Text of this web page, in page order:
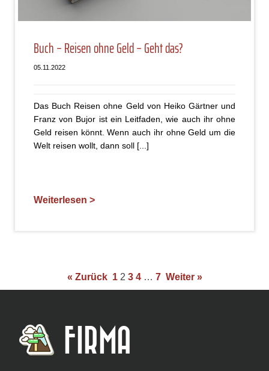
Buch – Reisen ohne Geld – Geht das?
05.11.2022
Das Buch Reisen ohne Geld von Heiko Gärtner und
Franz von Bujor ist ein Leitfaden, wie auch ihr ohne
Geld reisen könnt. Wenn auch ihr ohne Geld um die
Welt reisen wollt, dann soll [...]
Weiterlesen >
« Zurück 1 2 3 4 … 7 Weiter »
FIRMA